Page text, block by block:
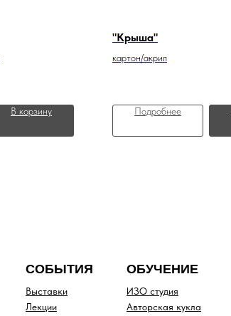
В корзину
"Крыша"
картон/акрил
Подробнее
СОБЫТИЯ ОБУЧЕНИЕ
Выставки
Лекции
ИЗО студия
Авторская кукла